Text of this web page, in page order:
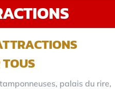
palais du rire,